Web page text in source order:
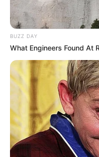
BUZZ DAY
What Engineers Found At